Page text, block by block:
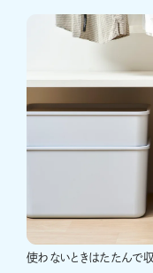
使わないときはたたんで